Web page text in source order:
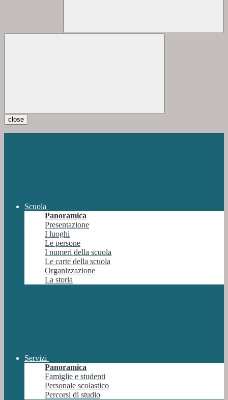
close
Scuola
Panoramica
Presentazione
I luoghi
Le persone
I numeri della scuola
Le carte della scuola
Organizzazione
La storia
Servizi
Panoramica
Famiglie e studenti
Personale scolastico
Percorsi di studio